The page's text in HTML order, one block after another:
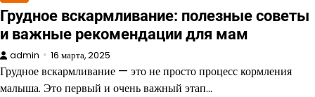
Грудное вскармливание: полезные советы
и важные рекомендации для мам
admin 16 марта, 2025
Грудное вскармливание — это не просто процесс кормления
малыша. Это первый и очень важный этап…